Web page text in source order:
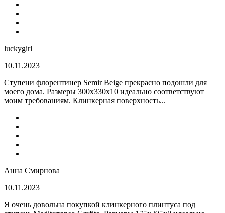
luckygirl
10.11.2023
Ступени флорентинер Semir Beige прекрасно подошли для
моего дома. Размеры 300х330х10 идеально соответствуют
моим требованиям. Клинкерная поверхность...
Анна Смирнова
10.11.2023
Я очень довольна покупкой клинкерного плинтуса под